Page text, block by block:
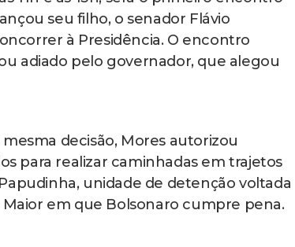
seu filho, o senador Flávio
à Presidência. O encontro
adiado pelo governador, que alegou
decisão, Mores autorizou
para realizar caminhadas em trajetos
unidade de detenção voltada
Maior em que Bolsonaro cumpre pena.